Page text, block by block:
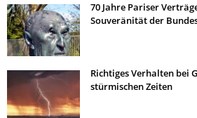
70 Jahre Pariser
Souveränität der
Richtiges Verhalten bei
stürmischen Zeiten